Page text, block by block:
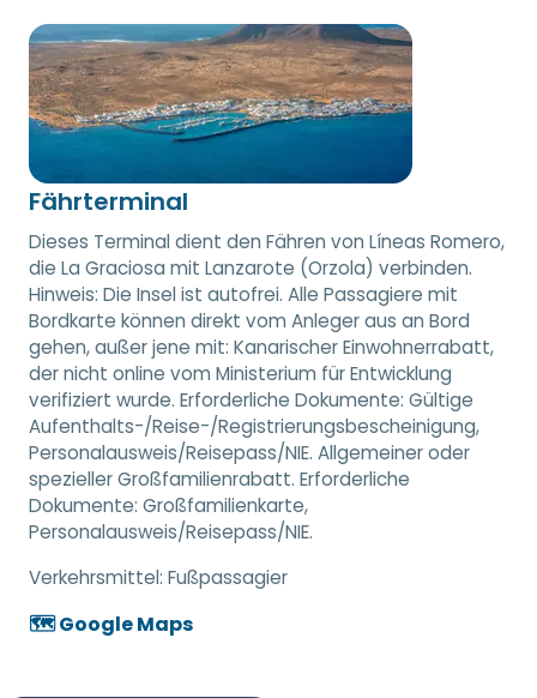
Fährterminal
Dieses Terminal dient den Fähren von Líneas Romero,
die La Graciosa mit Lanzarote (Orzola) verbinden.
Hinweis: Die Insel ist autofrei. Alle Passagiere mit
Bordkarte können direkt vom Anleger aus an Bord
gehen, außer jene mit: Kanarischer Einwohnerrabatt,
der nicht online vom Ministerium für Entwicklung
verifiziert wurde. Erforderliche Dokumente: Gültige
Aufenthalts-/Reise-/Registrierungsbescheinigung,
Personalausweis/Reisepass/NIE. Allgemeiner oder
spezieller Großfamilienrabatt. Erforderliche
Dokumente: Großfamilienkarte,
Personalausweis/Reisepass/NIE.
Verkehrsmittel: Fußpassagier
🗺️ Google Maps